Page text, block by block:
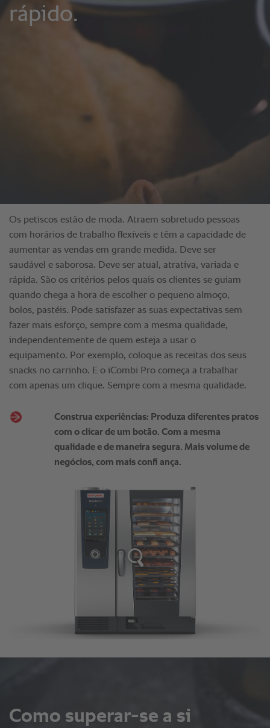
Os petiscos estão de moda. Atraem sobretudo pessoas
com horários de trabalho flexíveis e têm a capacidade de
aumentar as vendas em grande medida. Deve ser
saudável e saborosa. Deve ser atual, atrativa, variada e
rápida. São os critérios pelos quais os clientes se guiam
quando chega a hora de escolher o pequeno almoço,
bolos, pastéis. Pode satisfazer as suas expectativas sem
fazer mais esforço, sempre com a mesma qualidade,
independentemente de quem esteja a usar o
equipamento. Por exemplo, coloque as receitas dos seus
snacks no carrinho. E o iCombi Pro começa a trabalhar
com apenas um clique. Sempre com a mesma qualidade.
Construa experiências: Produza diferentes pratos
com o clicar de um botão. Com a mesma
qualidade e de maneira segura. Mais volume de
negócios, com mais confi ança.